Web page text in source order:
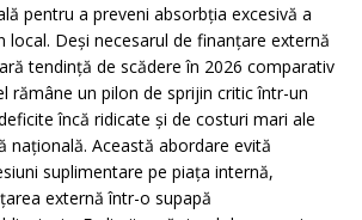
pentru a preveni absorbția excesivă a
local. Deși necesarul de finanțare externă
tendință de scădere în 2026 comparativ
rămâne un pilon de sprijin critic într-un
încă ridicate și de costuri mari ale
națională. Această abordare evită
suplimentare pe piața internă,
externă într-o supapă